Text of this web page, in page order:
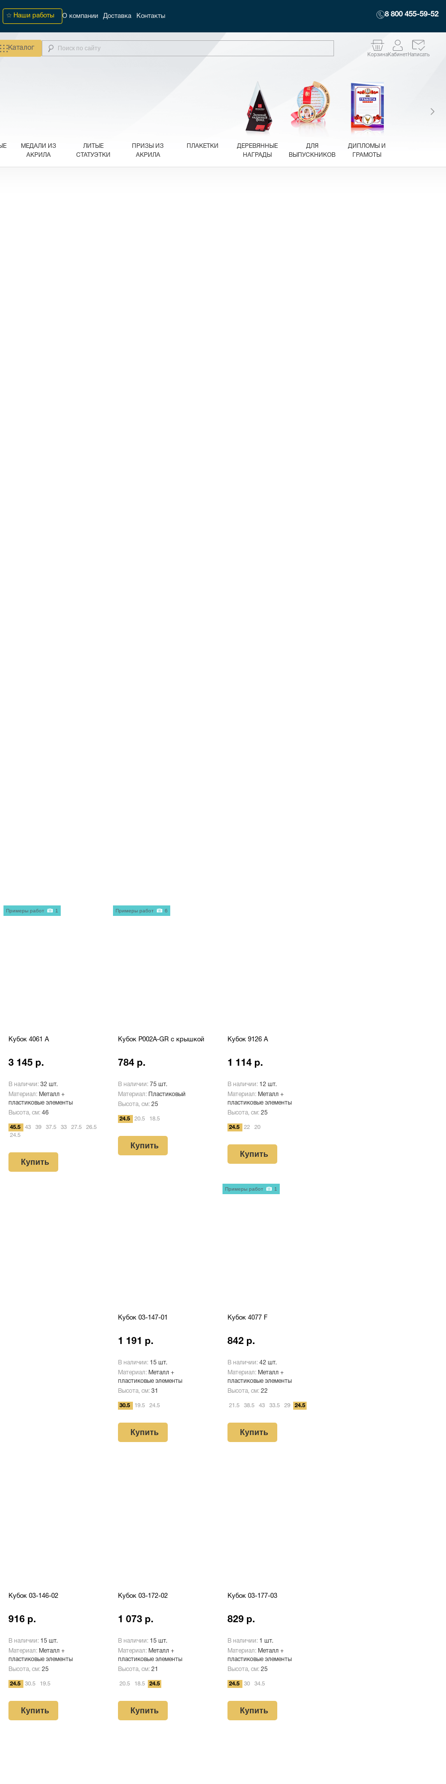
Наши работы О компании Доставка Контакты 8 800 455-59-52
Каталог
КорзинаКабинетНаписать
МЕДАЛИ ИЗ
АКРИЛА
ЛИТЫЕ
СТАТУЭТКИ
ПРИЗЫ ИЗ
АКРИЛА
ПЛАКЕТКИ
ДЕРЕВЯННЫЕ
НАГРАДЫ
ДЛЯ
ВЫПУСКНИКОВ
ДИПЛОМЫ И
ГРАМОТЫ
Кубок 4061 A
3 145 р.
В наличии: 32 шт.
Материал: Металл +
пластиковые элементы
Высота, см: 46
45.5 43 39 37.5 33 27.5
26.5
24.5
Купить
Примеры работ 1
Кубок P002A-GR с крышкой
784 р.
В наличии: 75 шт.
Материал:
Пластиковый
Высота, см: 25
24.5 20.5 18.5
Купить
Примеры работ 6
Кубок 9126 A
1 114 р.
В наличии: 12 шт.
Материал: Металл +
пластиковые элементы
Высота, см: 25
24.5 22 20
Купить
Кубок 03-147-01
1 191 р.
В наличии: 15 шт.
Материал: Металл +
пластиковые элементы
Высота, см: 31
30.5 19.5 24.5
Купить
Кубок 4077 F
842 р.
В наличии: 42 шт.
Материал: Металл +
пластиковые элементы
Высота, см: 22
21.5 38.5 43 33.5 29 24.5
Купить
Примеры работ 1
Кубок 03-146-02
916 р.
В наличии: 15 шт.
Материал: Металл +
пластиковые элементы
Высота, см: 25
24.5 30.5 19.5
Купить
Кубок 03-172-02
1 073 р.
В наличии: 15 шт.
Материал: Металл +
пластиковые элементы
Высота, см: 21
20.5 18.5 24.5
Купить
Кубок 03-177-03
829 р.
В наличии: 1 шт.
Материал: Металл +
пластиковые элементы
Высота, см: 25
24.5 30 34.5
Купить